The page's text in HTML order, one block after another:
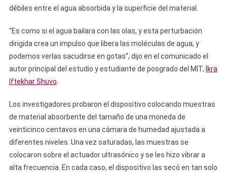
débiles entre el agua absorbida y la superficie del material.
“Es como si el agua bailara con las olas, y esta perturbación
dirigida crea un impulso que libera las moléculas de agua, y
podemos verlas sacudirse en gotas”, dijo en el comunicado el
autor principal del estudio y estudiante de posgrado del MIT, Ikra
Iftekhar Shuvo
Los investigadores probaron el dispositivo colocando muestras
de material absorbente del tamaño de una moneda de
veinticinco centavos en una cámara de humedad ajustada a
diferentes niveles. Una vez saturadas, las muestras se
colocaron sobre el actuador ultrasónico y se les hizo vibrar a
alta frecuencia. En cada caso, el dispositivo las secó en tan solo